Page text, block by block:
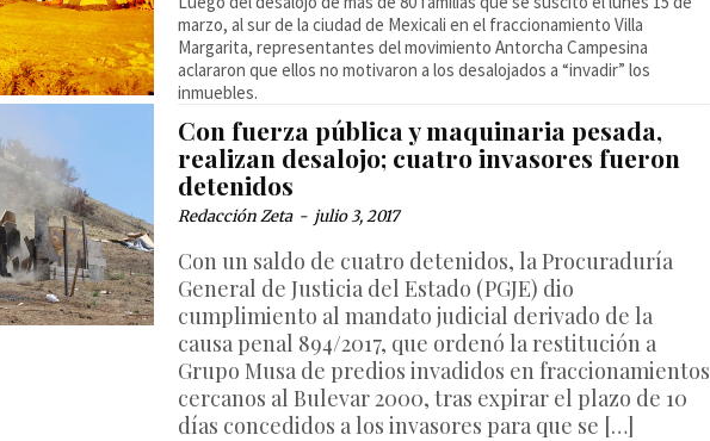
marzo, al sur de la ciudad de Mexicali en el fraccionamiento Villa
Margarita, representantes del movimiento Antorcha Campesina
aclararon que ellos no motivaron a los desalojados a “invadir” los
inmuebles.
Con fuerza pública y maquinaria pesada,
realizan desalojo; cuatro invasores fueron
detenidos
Redacción Zeta - julio 3, 2017
Con un saldo de cuatro detenidos, la Procuraduría
General de Justicia del Estado (PGJE) dio
cumplimiento al mandato judicial derivado de la
causa penal 894/2017, que ordenó la restitución a
Grupo Musa de predios invadidos en fraccionamientos
cercanos al Bulevar 2000, tras expirar el plazo de 10
días concedidos a los invasores para que se […]